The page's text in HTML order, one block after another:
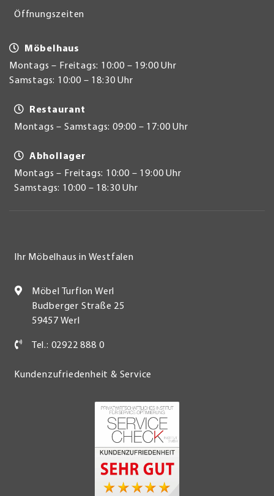
Öffnungszeiten
Möbelhaus
Montags – Freitags: 10:00 – 19:00 Uhr
Samstags: 10:00 – 18:30 Uhr
Restaurant
Montags – Samstags: 09:00 – 17:00 Uhr
Abhollager
Montags – Freitags: 10:00 – 19:00 Uhr
Samstags: 10:00 – 18:30 Uhr
Ihr Möbelhaus in Westfalen
Möbel Turflon Werl
Budberger Straße 25
59457 Werl
Tel.: 02922 888 0
Kundenzufriedenheit & Service